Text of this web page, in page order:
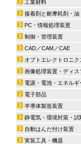
工業材料
接着剤と耐摩耗剤・油
PC・情報処理装置
制御・管理装置
CAD／CAM／CAE
オプトエレクトロニク
画像処理装置・ディス
電源・電池・エネルギ
電子部品
半導体製造装置
静電気・環境対策・試
自動はんだ付け装置
実装工具・機器